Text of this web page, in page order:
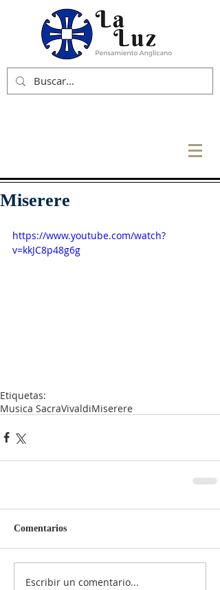
Miserere
https://www.youtube.com/watch?
v=kkJC8p48g6g
Etiquetas:
Musica SacraVivaldiMiserere
Comentarios
Escribir un comentario...